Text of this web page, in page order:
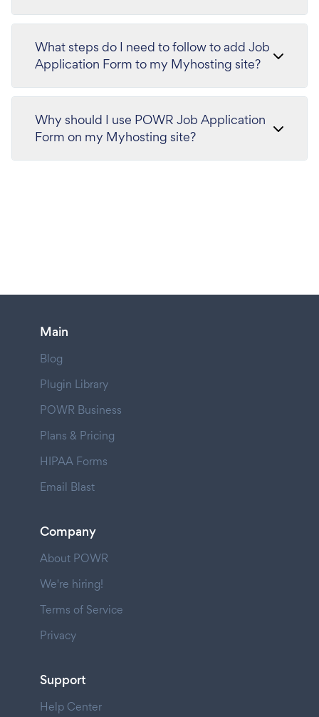
What steps do I need to follow to add Job
Application Form to my Myhosting site?
Why should I use POWR Job Application
Form on my Myhosting site?
Main
Blog
Plugin Library
POWR Business
Plans & Pricing
HIPAA Forms
Email Blast
Company
About POWR
We're hiring!
Terms of Service
Privacy
Support
Help Center